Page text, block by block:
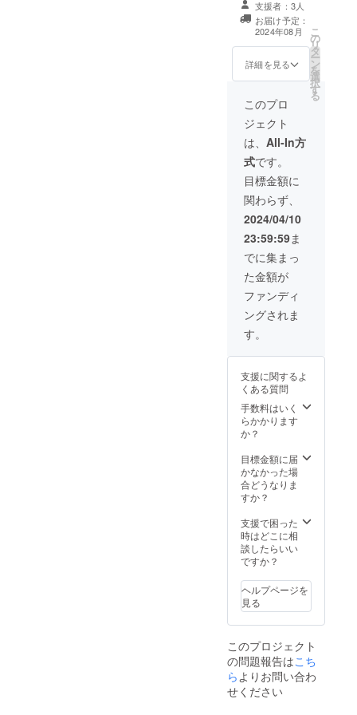
ボディ用ラモッ
プ、洗車用洗
剤、拭き上げタ
オルタイヤワッ
クス リターン品
8月から佐川急便
にて 順次配送予
支援者：3人
お届け予定：
2024年08月
詳細を見る
こ
の
リ
タ
ー
ン
を
選
択
す
る
このプロ
ジェクト
は、 All-In方
式です。
目標金額に
関わらず、
2024/04/10
23:59:59ま
でに集まっ
た金額が
ファンディ
ングされま
す。
支援に関するよ
くある質問
手数料はいく
らかかります
か？
目標金額に届
かなかった場
合どうなりま
すか？
支援で困った
時はどこに相
談したらいい
ですか？
ヘルプページを
見る
このプロジェクト
の問題報告はこち
らよりお問い合わ
せください